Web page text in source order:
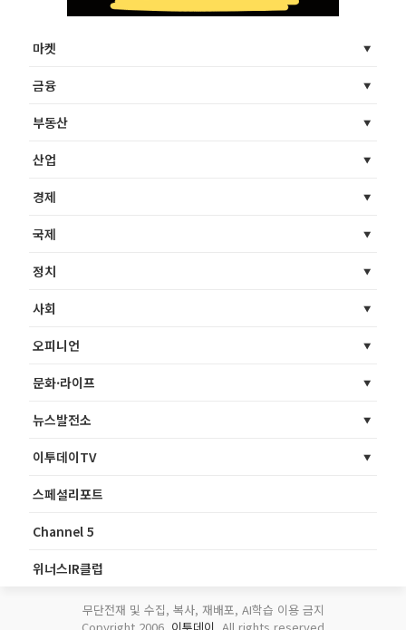
마켓
금융
부동산
산업
경제
국제
정치
사회
오피니언
문화·라이프
뉴스발전소
이투데이TV
스페셜리포트
Channel 5
위너스IR클럽
무단전재 및 수집, 복사, 재배포, AI학습 이용 금지